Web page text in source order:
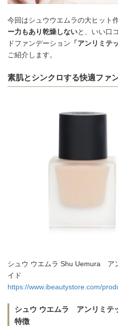
今回はシュウウエムラの大ヒット
ー力もあり乾燥しないと、いい口
ドファンデーション 「アンリミテ
ご紹介します。
素肌とシンクロする快適ファン
シュウ ウエムラ Shu Uemura ア
イド
https://www.ibeautystore.com/
シュウ ウエムラ アンリミテ
特徴